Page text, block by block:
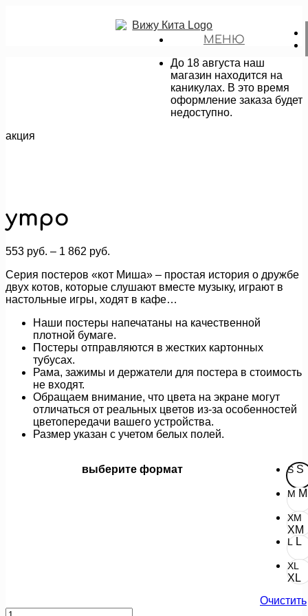
МЕНЮ
До 18 августа наш
магазин находится на
каникулах. В это время
оформление заказа будет
недоступно.
акция
утро
553 руб. – 1 862 руб.
553 руб.
–
1
Серия постеров «кот Миша» – простая история о дружбе
двух котов, которые слушают вместе музыку, играют в
настольные игры, ходят в кафе…
Наши постеры напечатаны на качественной
плотной бумаге.
Постеры отправляются в жестких картонных
тубусах.
Рама, зажимы и держатели для постера в стоимость
не входят.
Обращаем внимание, что цвета на экране могут
отличаться от реальных цветов из-за особенностей
цветопередачи вашего устройства.
Размер указан с учетом белых полей.
выберите формат S S
M M
XM
XM
L L
XL
XL
Очистить
Количество